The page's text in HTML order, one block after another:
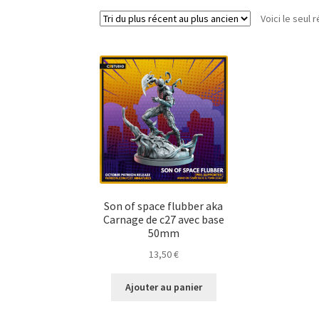
Voici le seul
Son of space flubber aka
Carnage de c27 avec base
50mm
13,50€
Ajouter au panier